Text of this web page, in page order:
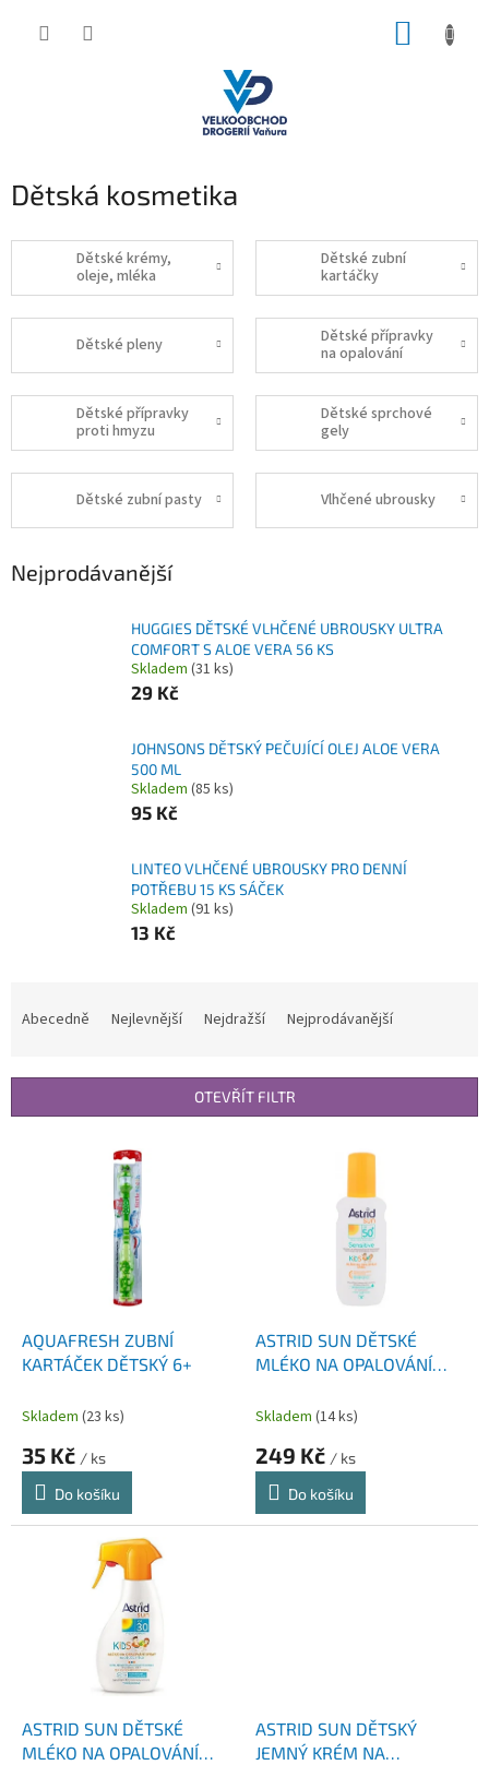
Dětská kosmetika
Dětské krémy,
oleje, mléka
Dětské zubní
kartáčky
Dětské pleny
Dětské přípravky
na opalování
Dětské přípravky
proti hmyzu
Dětské sprchové
gely
Dětské zubní pasty Vlhčené ubrousky
Nejprodávanější
HUGGIES DĚTSKÉ VLHČENÉ UBROUSKY ULTRA
COMFORT S ALOE VERA 56 KS
Skladem (31 ks)
29 Kč
JOHNSONS DĚTSKÝ PEČUJÍCÍ OLEJ ALOE VERA
500 ML
Skladem (85 ks)
95 Kč
LINTEO VLHČENÉ UBROUSKY PRO DENNÍ
POTŘEBU 15 KS SÁČEK
Skladem (91 ks)
13 Kč
í
Abecedně Nejlevnější Nejdražší Nejprodávanější
OTEVŘÍT FILTR
AQUAFRESH ZUBNÍ
KARTÁČEK DĚTSKÝ 6+
Skladem (23 ks)
35 Kč / ks
Do košíku
ASTRID SUN DĚTSKÉ
MLÉKO NA OPALOVÁNÍ
150 ML
Skladem (14 ks)
249 Kč / ks
Do košíku
ASTRID SUN DĚTSKÉ
MLÉKO NA OPALOVÁNÍ
ASTRID SUN DĚTSKÝ
JEMNÝ KRÉM NA